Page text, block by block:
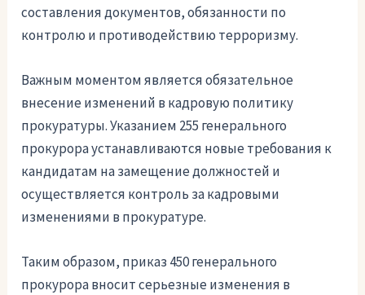
составления документов, обязанности по
контролю и противодействию терроризму.
Важным моментом является обязательное
внесение изменений в кадровую политику
прокуратуры. Указанием 255 генерального
прокурора устанавливаются новые требования к
кандидатам на замещение должностей и
осуществляется контроль за кадровыми
изменениями в прокуратуре.
Таким образом, приказ 450 генерального
прокурора вносит серьезные изменения в